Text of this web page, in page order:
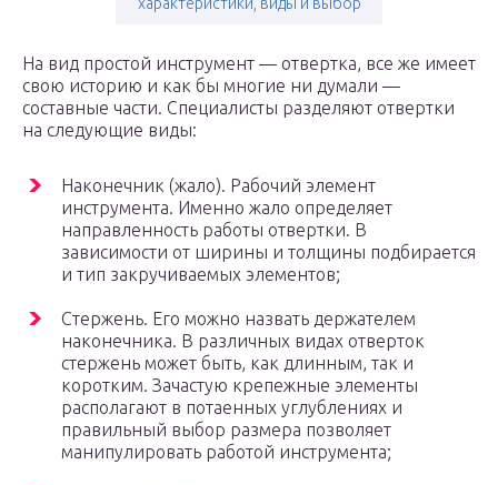
На вид простой инструмент — отвертка, все же имеет
свою историю и как бы многие ни думали —
составные части. Специалисты разделяют отвертки
на следующие виды:
Наконечник (жало). Рабочий элемент
инструмента. Именно жало определяет
направленность работы отвертки. В
зависимости от ширины и толщины подбирается
и тип закручиваемых элементов;
Стержень. Его можно назвать держателем
наконечника. В различных видах отверток
стержень может быть, как длинным, так и
коротким. Зачастую крепежные элементы
располагают в потаенных углублениях и
правильный выбор размера позволяет
манипулировать работой инструмента;